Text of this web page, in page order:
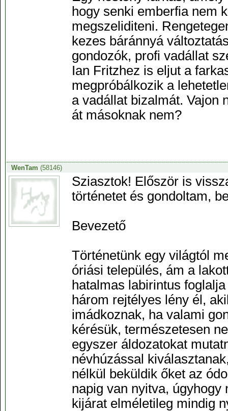
hogy senki emberfia nem
megszeliditeni.
kezes báránnyá
gondozók, profi vadállat
Ian Fritzhez is eljut a
megpróbálkozik a
a vadállat bizalmát. Vajon
át másoknak nem?
WenTam (58146)
Sziasztok! Először is
történetet és gondoltam,
Bevezető
Történetünk egy világtól
óriási település, ám a
hatalmas labirintus
három rejtélyes lény él,
imádkoznak, ha valami
kérésük, természetesen
egyszer áldozatokat
névhúzással
nélkül beküldik őket az
napig van nyitva, úgyhogy
kijárat elméletileg mindig